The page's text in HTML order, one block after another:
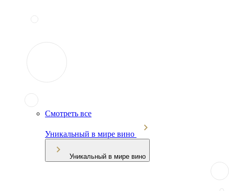
Смотреть все
Уникальный в мире вино
Уникальный в мире вино